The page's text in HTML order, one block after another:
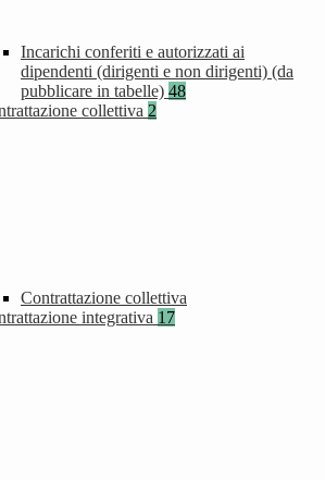
Incarichi conferiti e autorizzati ai
dipendenti (dirigenti e non dirigenti) (da
pubblicare in tabelle) 48
collettiva 2
Contrattazione collettiva
integrativa 17